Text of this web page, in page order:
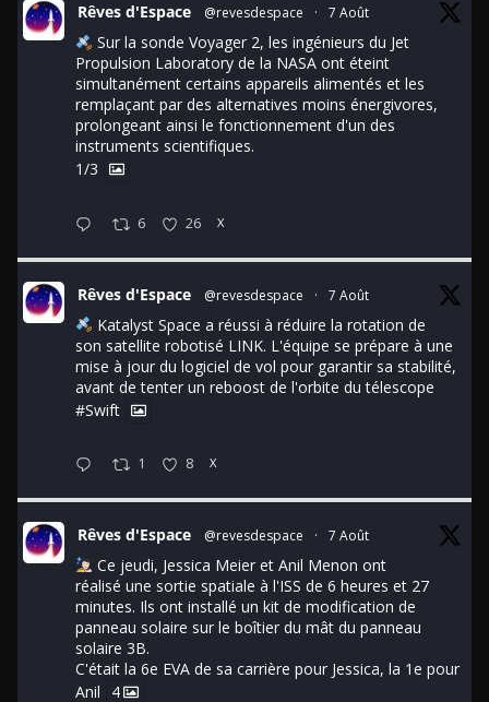
Rêves d'Espace @revesdespace · 7 Août
Sur la sonde Voyager 2, les ingénieurs du Jet
Propulsion Laboratory de la NASA ont éteint
simultanément certains appareils alimentés et les
remplaçant par des alternatives moins énergivores,
prolongeant ainsi le fonctionnement d'un des
instruments scientifiques.
1/3
6 26 X
Rêves d'Espace @revesdespace · 7 Août
Katalyst Space a réussi à réduire la rotation de
son satellite robotisé LINK. L'équipe se prépare à une
mise à jour du logiciel de vol pour garantir sa stabilité,
avant de tenter un reboost de l'orbite du télescope
#Swift
1 8 X
Rêves d'Espace @revesdespace · 7 Août
Ce jeudi, Jessica Meier et Anil Menon ont
réalisé une sortie spatiale à l'ISS de 6 heures et 27
minutes. Ils ont installé un kit de modification de
panneau solaire sur le boîtier du mât du panneau
solaire 3B.
C'était la 6e EVA de sa carrière pour Jessica, la 1e pour
Anil
4